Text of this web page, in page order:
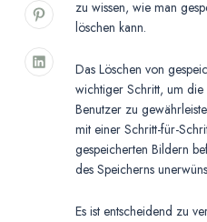
zu wissen, wie man
löschen kann.
Das Löschen von
wichtiger Schritt, um
Benutzer zu
mit einer Schritt-für-
gespeicherten Bildern
des Speicherns
Es ist entscheidend zu